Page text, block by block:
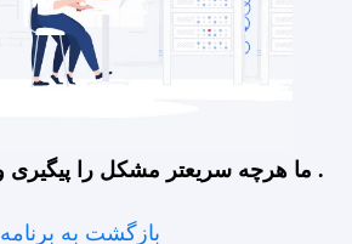
ما هرچه سریعتر مشکل را پیگیری و برطرف می کنیم .
بازگشت به برنامه